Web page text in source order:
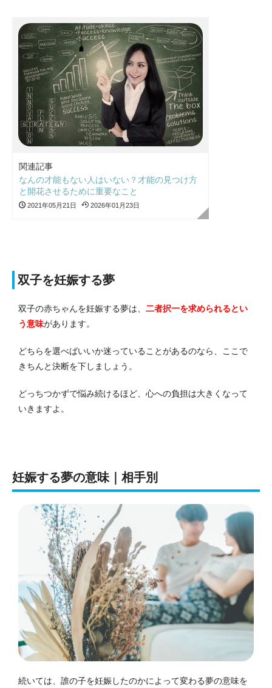
関連記事
なんの才能もない人はいない？才能の見つけ方
と開花させるために重要なこと
2021年05月21日 2026年01月23日
双子を妊娠する夢
双子の赤ちゃんを妊娠する夢は、 二者択一を求められるとい
う意味があります。
どちらを選べばいいか迷っていることがあるのなら、ここで
きちんと決断を下しましょう。
どっちつかずで悩み続けるほど、心への負担は大きくなって
いきますよ。
妊娠する夢の意味｜相手別
続いては、誰の子を妊娠したのかによって変わる夢の意味を